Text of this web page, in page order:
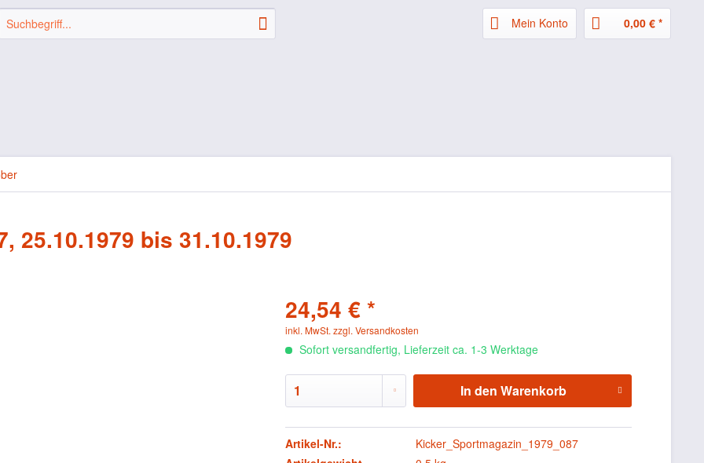
Mein Konto 0,00 € *
25.10.1979 bis 31.10.1979
24,54 € *
inkl. MwSt.zzgl. Versandkosten
Sofort versandfertig, Lieferzeit ca. 1-3 Werktage
In den Warenkorb
Artikel-Nr.:
Kicker_Sportmagazin_1979_087